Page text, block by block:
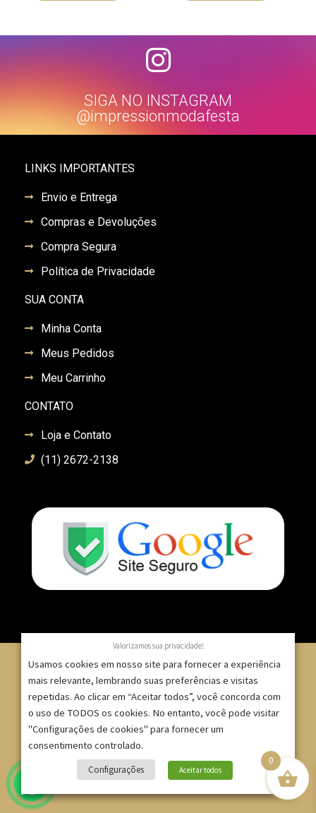
SIGA NO INSTAGRAM
@impressionmodafesta
LINKS IMPORTANTES
Envio e Entrega
Compras e Devoluções
Compra Segura
Política de Privacidade
SUA CONTA
Minha Conta
Meus Pedidos
Meu Carrinho
CONTATO
Loja e Contato
(11) 2672-2138
© 2007 – 2025 – ImpressionModaFesta | Rua Serra de
Japi, 1332 – Tatuapé – São Paulo/SP – CNPJ:
09.271.257/0001-52 |
Site criado por Bruno Gontijo
0
Valorizamos sua privacidade!
Usamos cookies em nosso site para fornecer a experiência
mais relevante, lembrando suas preferências e visitas
repetidas. Ao clicar em “Aceitar todos”, você concorda com
o uso de TODOS os cookies. No entanto, você pode visitar
"Configurações de cookies" para fornecer um
consentimento controlado.
Configurações Aceitar todos